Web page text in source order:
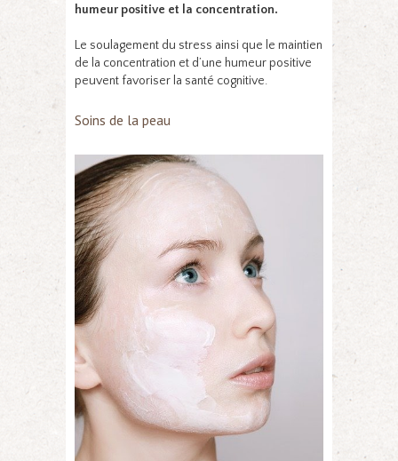
humeur positive et la concentration.
Le soulagement du stress ainsi que le maintien
de la concentration et d’une humeur positive
peuvent favoriser la santé cognitive.
Soins de la peau